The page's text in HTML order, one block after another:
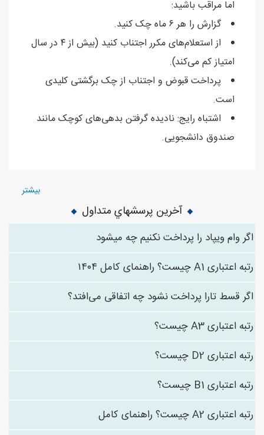
اما مراقب باشید:
گزارش را هر ۶ ماه چک کنید.
از استعلام‌های مکرر اجتناب کنید (بیش از ۴ در سال
امتیاز کم می‌کند).
پرداخت قبوض و اجتناب از چک برگشتی کلیدی
است.
اشتباه رایج: نادیده گرفتن بدهی‌های کوچک مانند
صندوق دانشجویی.
بیشتر
آخرین پرسشهاي متداول
اگر وام ویپاد را پرداخت نکنیم چه میشود
رتبه اعتباری A1 چیست؟ راهنمای کامل ۱۴۰۴
اگر قسط تارا پرداخت نشود چه اتفاقی می‌افتد؟
رتبه اعتباری A3 چیست؟
رتبه اعتباری D2 چیست؟
رتبه اعتباری B1 چیست؟
رتبه اعتباری A2 چیست؟ راهنمای کامل